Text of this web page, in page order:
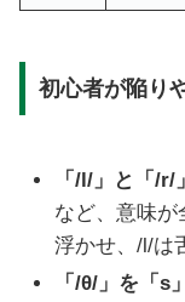
初心者が陥り
「/l/」と「/r/
など、意味
浮かせ、/l/は
「/θ/」を「s